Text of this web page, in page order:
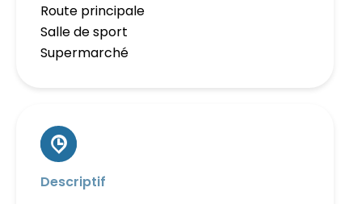
Route principale
Salle de sport
Supermarché
Descriptif